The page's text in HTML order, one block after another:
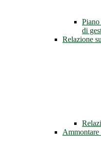
di
Relazione
Ammontare